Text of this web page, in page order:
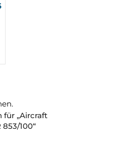
für „Aircraft
100“